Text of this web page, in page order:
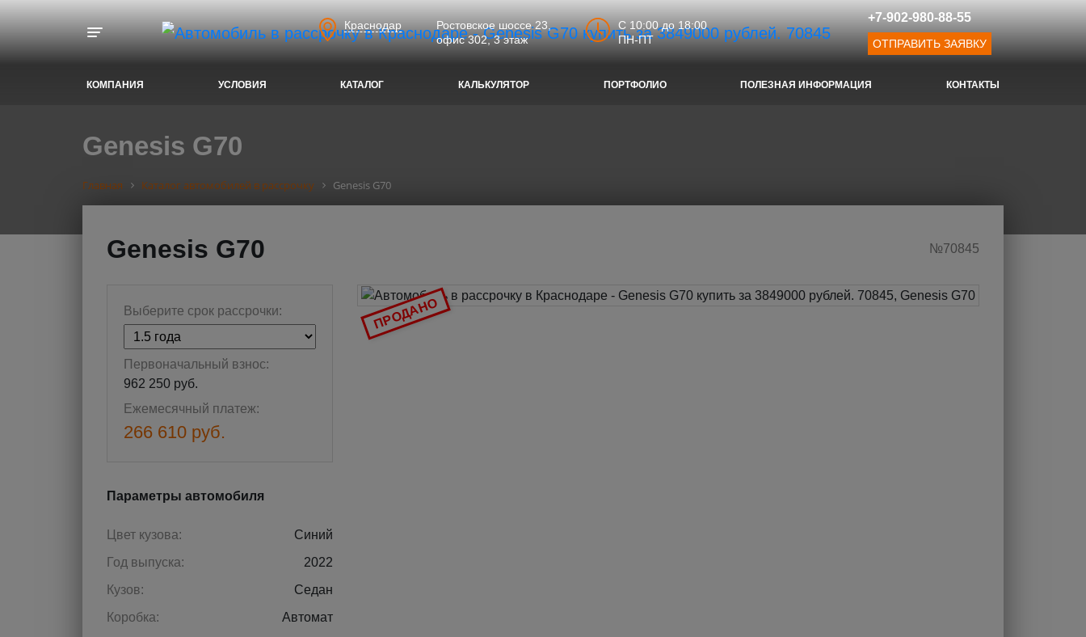
Toggle navigation
Краснодар
Ростовское шоссе 23,
офис 302, 3 этаж
C 10:00 до 18:00
ПН-ПТ
+7-902-980-88-55
ОТПРАВИТЬ ЗАЯВКУ
КОМПАНИЯ УСЛОВИЯ КАТАЛОГ КАЛЬКУЛЯТОР ПОРТФОЛИО ПОЛЕЗНАЯ ИНФОРМАЦИЯ КОНТАКТЫ
Genesis G70
Главная Каталог автомобилей в рассрочку Genesis G70
Genesis G70 №70845
Выберите срок рассрочки:
Первоначальный взнос:
962 250 руб.
Ежемесячный платеж:
266 610 руб.
Параметры автомобиля
Цвет кузова:
Синий
Год выпуска:
2022
Кузов:
Седан
Коробка:
Автомат
ПРОДАНО